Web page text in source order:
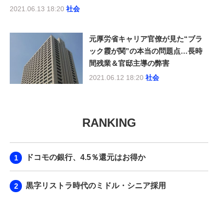
2021.06.13 18:20 社会
元厚労省キャリア官僚が見た“ブラ
ック霞が関”の本当の問題点…長時
間残業＆官邸主導の弊害
2021.06.12 18:20 社会
RANKING
ドコモの銀行、4.5％還元はお得か
黒字リストラ時代のミドル・シニア採用